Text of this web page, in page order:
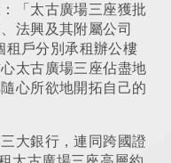
「太古廣場三座獲批
法興及其附屬公司
租戶分別承租辦公樓
太古廣場三座佔盡地
心所欲地開拓自己的
大銀行，連同跨國證